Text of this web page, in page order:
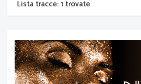
Lista tracce: 1 trovate